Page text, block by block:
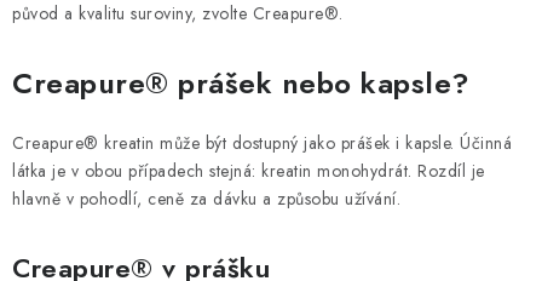
původ a kvalitu suroviny, zvolte Creapure®.
Creapure® prášek nebo kapsle?
Creapure® kreatin může být dostupný jako prášek i kapsle. Účinná
látka je v obou případech stejná: kreatin monohydrát. Rozdíl je
hlavně v pohodlí, ceně za dávku a způsobu užívání.
Creapure® v prášku